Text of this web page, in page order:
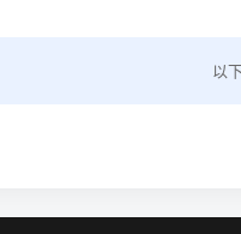
以